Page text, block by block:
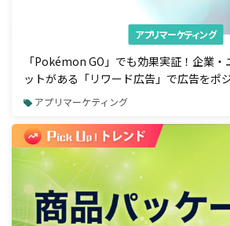
アプリマーケティング
「Pokémon GO」でも効果実証！企業・
ットがある「リワード広告」で広告をポ
アプリマーケティング